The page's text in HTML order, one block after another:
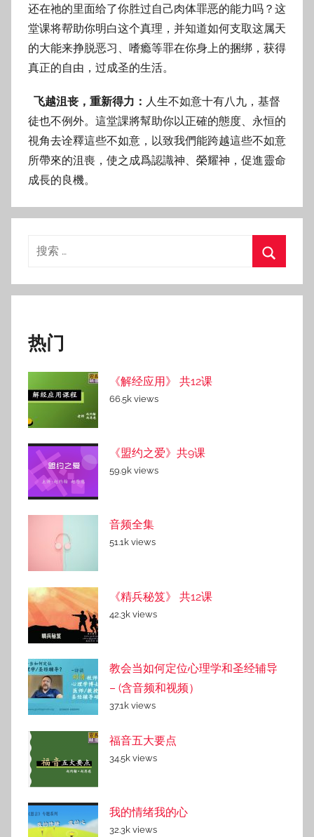
还在祂的里面给了你胜过自己肉体罪恶的能力吗？这
堂课将帮助你明白这个真理，并知道如何支取这属天
的大能来挣脱恶习、嗜瘾等罪在你身上的捆绑，获得
真正的自由，过成圣的生活。
飞越沮丧，重新得力： 人生不如意十有八九，基督
徒也不例外。這堂課將幫助你以正確的態度、永恒的
視角去诠釋這些不如意，以致我們能跨越這些不如意
所帶來的沮喪，使之成爲認識神、榮耀神，促進靈命
成長的良機。
搜
索
热门
《解经应用》 共12课
66.5k views
《盟约之爱》共9课
59.9k views
音频全集
51.1k views
《精兵秘笈》 共12课
42.3k views
教会当如何定位心理学和圣经辅导
– (含音频和视频）
37.1k views
福音五大要点
34.5k views
我的情绪我的心
32.3k views